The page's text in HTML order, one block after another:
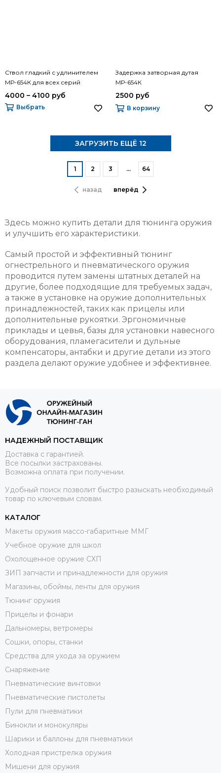
Ствол гладкий с удлинителем
МР-654К для всех серий
4000 – 4100 руб
Выбрать
Задержка затворная дутая
МР-654К
2500 руб
В корзину
ЗАГРУЗИТЬ ЕЩЁ 12
назад
1 2 3 … 64
вперёд
Здесь можно купить детали для тюнинга оружия
и улучшить его характеристики.
Самый простой и эффективный тюнинг
огнестрельного и пневматического оружия
проводится путем замены штатных деталей на
другие, более подходящие для требуемых задач,
а также в установке на оружие дополнительных
принадлежностей, таких как прицелы или
дополнительные рукоятки. Эргономичные
приклады и цевья, базы для установки навесного
оборудования, пламегасители и дульные
компенсаторы, антабки и другие детали из этого
раздела делают оружие удобнее и эффективнее.
НАДЕЖНЫЙ ПОСТАВЩИК
Доставка с гарантией.
Все посылки застрахованы.
Возможна оплата при получении.
Удобный поиск позволит быстро разыскать необходимый
товар по ключевым словам.
КАТАЛОГ
Макеты оружия массо-габаритные ММГ
Учебное оружие для школ
Охолощенное оружие СХП
ЗИП запчасти и принадлежности для оружия
Магазины, обоймы, ленты для оружия
Тюнинг оружия
Прицелы и фонари
Дальномеры, ветромеры
Сошки, опоры, станки
Средства для ухода за оружием
Снаряжение
Пневматические винтовки
Пневматические пистолеты
Пули для пневматики
Бинокли и монокуляры
Шарики и баллоны для пневматики
Холодная пристрелка оружия
Мишени для оружия